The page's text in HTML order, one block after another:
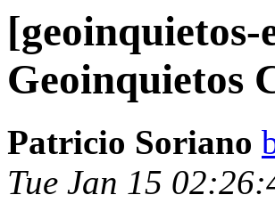
Geoinquietos
Patricio Soriano
Tue Jan 15